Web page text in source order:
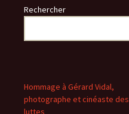
Rechercher
Hommage à Gérard Vidal,
photographe et cinéaste des
luttes